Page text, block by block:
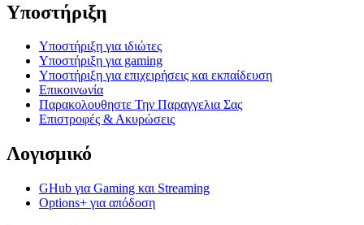
Υποστήριξη
Υποστήριξη για ιδιώτες
Υποστήριξη για gaming
Υποστήριξη για επιχειρήσεις και εκπαίδευση
Επικοινωνία
Παρακολουθηστε Την Παραγγελια Σας
Επιστροφές & Ακυρώσεις
Λογισμικό
GHub για Gaming και Streaming
Options+ για απόδοση